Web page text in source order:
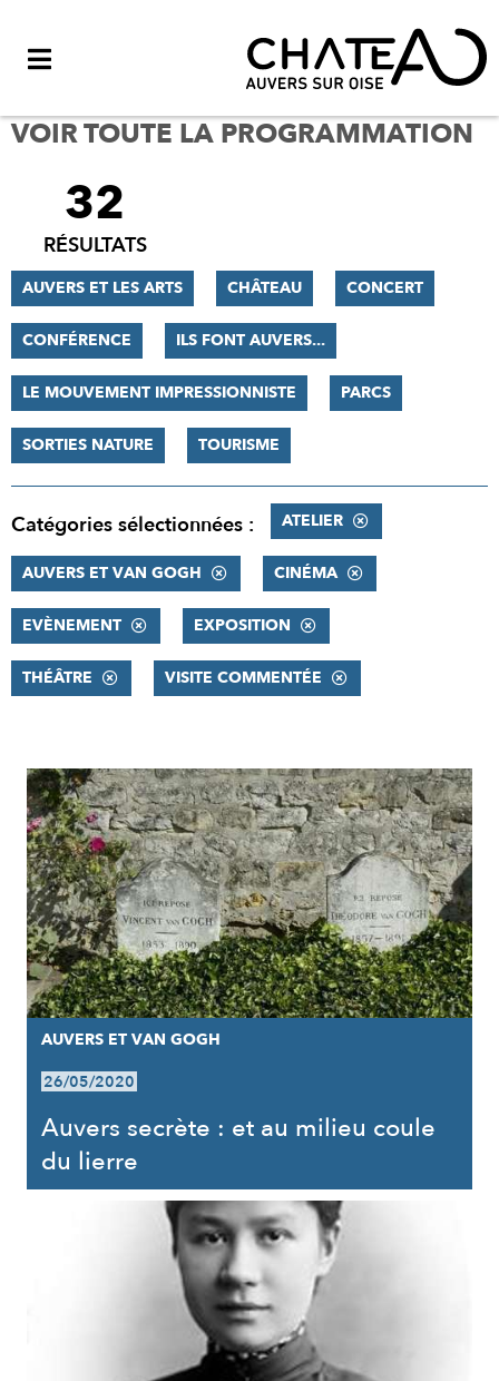
VOIR TOUTE LA PROGRAMMATION
FILTRER
RÉSULTATS
32
RÉSULTATS
AUVERS ET LES ARTS CHÂTEAU CONCERT
CONFÉRENCE ILS FONT AUVERS...
LE MOUVEMENT IMPRESSIONNISTE PARCS
SORTIES NATURE TOURISME
Catégories sélectionnées : ATELIER
AUVERS ET VAN GOGH CINÉMA
EVÈNEMENT EXPOSITION
THÉÂTRE VISITE COMMENTÉE
RÉSULTATS
AUVERS ET VAN GOGH
26/05/2020
Auvers secrète : et au milieu coule
du lierre